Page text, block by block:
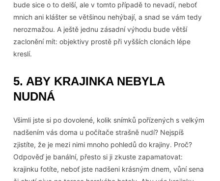
bude sice o to delší, ale v tomto případě to nevadí, neboť
mnich ani klášter se většinou nehýbají, a snad se vám tedy
nerozmažou. A ještě jednu zásadní výhodu bude větší
zaclonění mít: objektivy prostě při vyšších clonách lépe
kreslí.
5. ABY KRAJINKA NEBYLA
NUDNÁ
Všimli jste si po dovolené, kolik snímků pořízených s velkým
nadšením vás doma u počítače strašně nudí? Nejspíš
zjistíte, že je mezi nimi mnoho pohledů do krajiny. Proč?
Odpověď je banální, přesto si ji zkuste zapamatovat:
krajinku fotíte, neboť jste nadšeni krásným dnem, vůní sena